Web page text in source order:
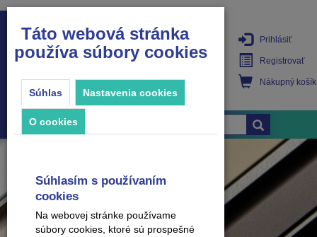
PRODUKTY
Prihlásiť
Registrovať
Nákupný košík
Táto webová stránka
používa súbory cookies
Súhlas Nastavenia cookies
O cookies
Súhlasím s používaním
cookies
Na webovej stránke používame
súbory cookies, ktoré sú prospešné